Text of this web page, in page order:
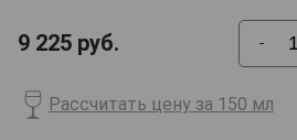
9 225 руб. -
Рассчитать цену за 150 мл